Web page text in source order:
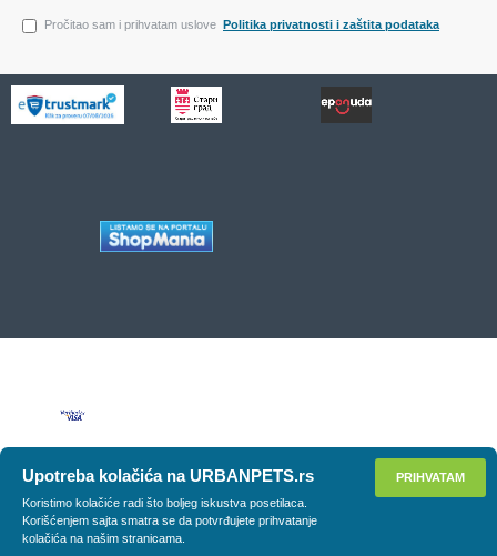
Pročitao sam i prihvatam uslove Politika privatnosti i zaštita podataka
PRIHVATAM
Upotreba kolačića na URBANPETS.rs
Koristimo kolačiće radi što boljeg iskustva posetilaca.
Korišćenjem sajta smatra se da potvrđujete prihvatanje
kolačića na našim stranicama.